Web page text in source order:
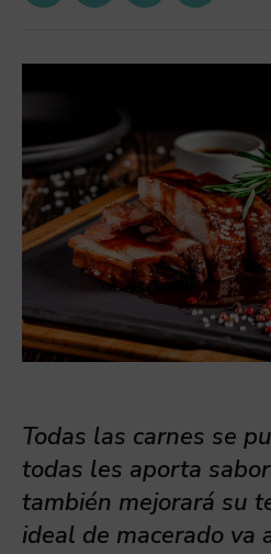
Todas las carnes se
todas les aporta
también mejorará su
ideal de macerado va